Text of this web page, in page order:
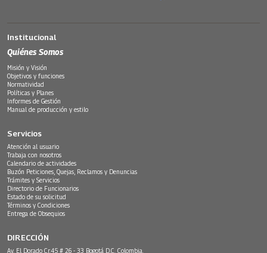
Institucional
Quiénes Somos
Misión y Visión
Objetivos y funciones
Normatividad
Políticas y Planes
Informes de Gestión
Manual de producción y estilo
Servicios
Atención al usuario
Trabaja con nosotros
Calendario de actividades
Buzón Peticiones, Quejas, Reclamos y Denuncias
Trámites y Servicios
Directorio de Funcionarios
Estado de su solicitud
Términos y Condiciones
Entrega de Obsequios
DIRECCIÓN
Av. El Dorado Cr.45 # 26 - 33 Bogotá D.C. Colombia.